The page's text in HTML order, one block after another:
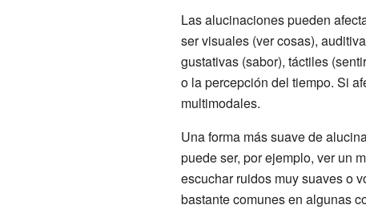
Las alucinaciones pueden
ser visuales (ver cosas),
gustativas (sabor), táctiles
o la percepción del tiempo. Si
multimodales.
Una forma más suave de
puede ser, por ejemplo, ver un
escuchar ruidos muy suaves o
bastante comunes en algunas